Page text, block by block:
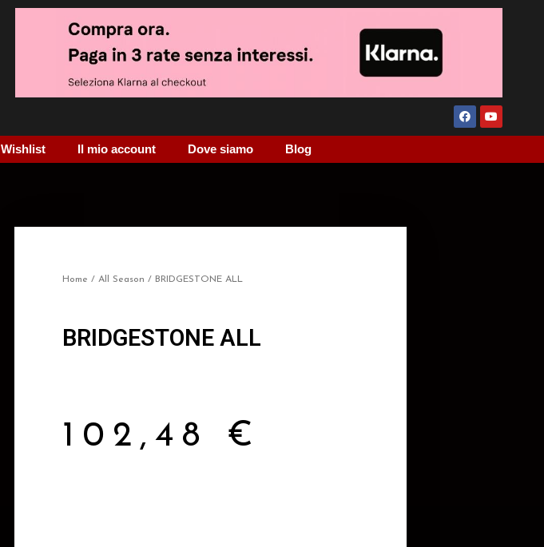
Wishlist Il mio account Dove siamo Blog
Home / All Season / BRIDGESTONE ALL
BRIDGESTONE ALL
102,48 €